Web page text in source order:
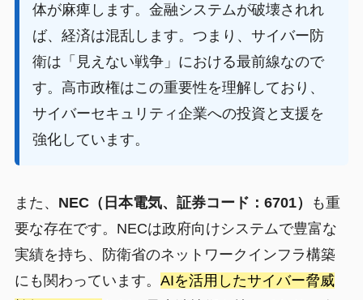
体が麻痺します。金融システムが破壊されれ
ば、経済は混乱します。つまり、サイバー防
衛は「見えない戦争」における最前線なので
す。高市政権はこの重要性を理解しており、
サイバーセキュリティ企業への投資と支援を
強化しています。
また、 NEC（日本電気、証券コード：6701）
も重
要な存在です。NECは政府向けシステムで豊富な
実績を持ち、防衛省のネットワークインフラ構築
にも関わっています。 AIを活用したサイバー脅威